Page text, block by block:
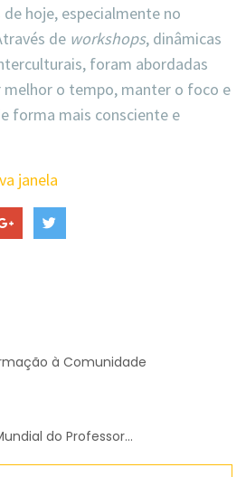
hoje, especialmente no
de workshops, dinâmicas
foram abordadas
o tempo, manter o foco e
forma mais consciente e
janela
à Comunidade
do Professor…